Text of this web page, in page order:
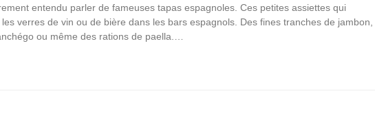
entendu parler de fameuses tapas espagnoles. Ces petites assiettes qui
verres de vin ou de bière dans les bars espagnols. Des fines tranches de jambon,
ou même des rations de paella.…